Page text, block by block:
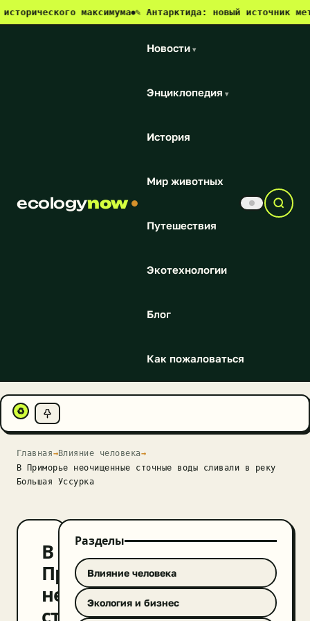
максимума●✎ Антарктида: новый источник метана и
ecologynow
Новости ▾
Энциклопедия ▾
История
Мир животных
Путешествия
Экотехнологии
Блог
Как пожаловаться
♻
Главная→Влияние человека→
В Приморье неочищенные сточные воды сливали в реку
Большая Уссурка
В
Приморье
неочищенные
сточные
Разделы
Влияние человека
Экология и бизнес